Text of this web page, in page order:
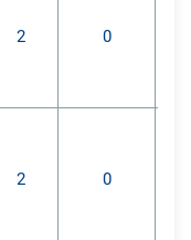
программы,
2 0
2 0